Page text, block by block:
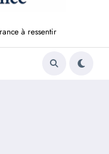
à ressentir